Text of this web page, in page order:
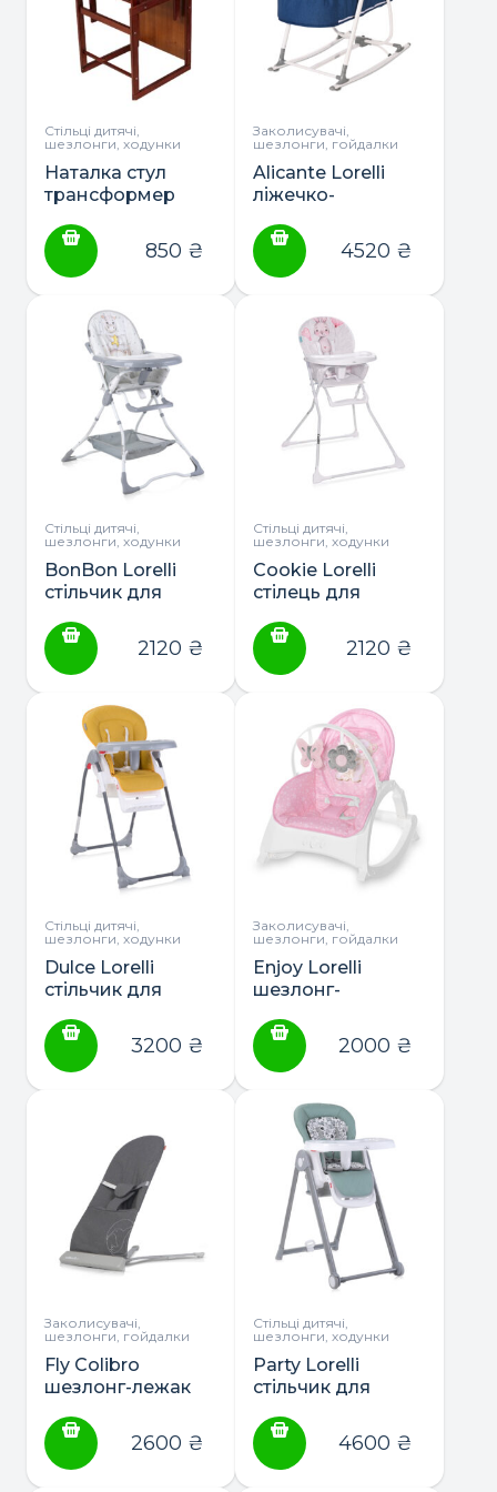
Стільці дитячі,
шезлонги, ходунки
Наталка стул
трансформер
850 ₴
Заколисувачі,
шезлонги, гойдалки
Alicante Lorelli
ліжечко-
шезлонг 3в14520 ₴
Стільці дитячі,
шезлонги, ходунки
BonBon Lorelli
стільчик для
2120 ₴
Стільці дитячі,
шезлонги, ходунки
Cookie Lorelli
стілець для
2120 ₴
Стільці дитячі,
шезлонги, ходунки
Dulce Lorelli
стільчик для
3200 ₴
Заколисувачі,
шезлонги, гойдалки
Enjoy Lorelli
шезлонг-
2000 ₴
Заколисувачі,
шезлонги, гойдалки
Fly Colibro
шезлонг-лежак
2600 ₴
Стільці дитячі,
шезлонги, ходунки
Party Lorelli
стільчик для
4600 ₴